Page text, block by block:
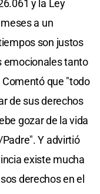
y la Ley
a un
son justos
emocionales tanto
Comentó que "todo
de sus derechos
gozar de la vida
Y advirtió
existe mucha
derechos en el